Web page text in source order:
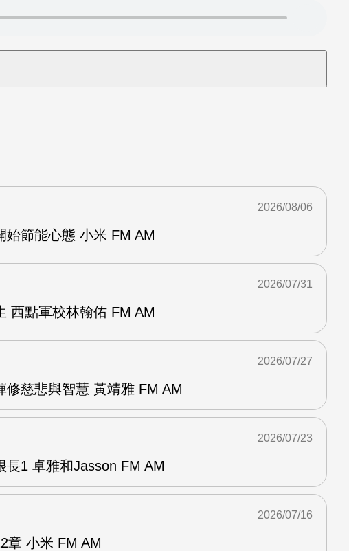
始節能心態 小米 FM AM
2026/08/06
西點軍校林翰佑 FM AM
2026/07/31
修慈悲與智慧 黃靖雅 FM AM
2026/07/27
長1 卓雅和Jasson FM AM
2026/07/23
章 小米 FM AM
2026/07/16